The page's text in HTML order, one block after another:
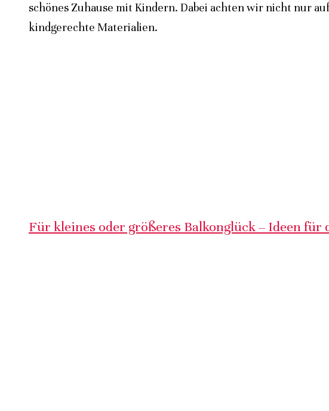
schönes Zuhause mit Kindern. Dabei achten wir nicht nur
kindgerechte Materialien.
Für kleines oder größeres Balkonglück – Ideen für